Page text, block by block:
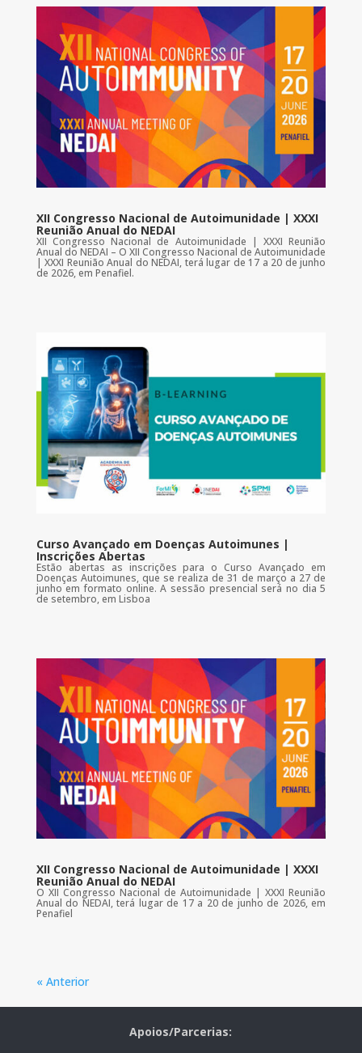
XII Congresso Nacional de Autoimunidade | XXXI
Reunião Anual do NEDAI
XII Congresso Nacional de Autoimunidade | XXXI Reunião
Anual do NEDAI – O XII Congresso Nacional de Autoimunidade
| XXXI Reunião Anual do NEDAI, terá lugar de 17 a 20 de junho
de 2026, em Penafiel.
Curso Avançado em Doenças Autoimunes |
Inscrições Abertas
Estão abertas as inscrições para o Curso Avançado em
Doenças Autoimunes, que se realiza de 31 de março a 27 de
junho em formato online. A sessão presencial será no dia 5
de setembro, em Lisboa
XII Congresso Nacional de Autoimunidade | XXXI
Reunião Anual do NEDAI
O XII Congresso Nacional de Autoimunidade | XXXI Reunião
Anual do NEDAI, terá lugar de 17 a 20 de junho de 2026, em
Penafiel
« Anterior
Apoios/Parcerias: